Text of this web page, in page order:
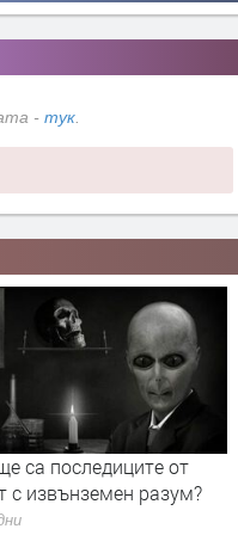
- тук.
Единственото пълно
затъмнение за 2026 г.
и през Европа и малко в